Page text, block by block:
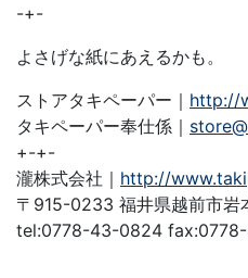
-+-
よさげな紙にあえるかも。
ストアタキペーパー｜ http://
タキペーパー奉仕係｜
+-+-
瀧株式会社｜ http://
〒915-0233 福井県越前市岩
tel:0778-43-0824